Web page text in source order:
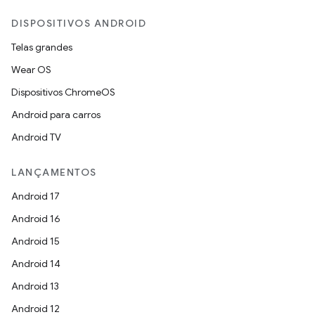
DISPOSITIVOS ANDROID
Telas grandes
Wear OS
Dispositivos ChromeOS
Android para carros
Android TV
LANÇAMENTOS
Android 17
Android 16
Android 15
Android 14
Android 13
Android 12